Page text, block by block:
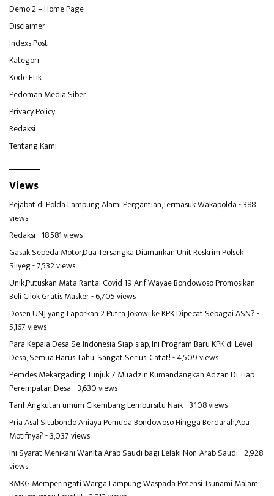
Demo 2 – Home Page
Disclaimer
Indexs Post
Kategori
Kode Etik
Pedoman Media Siber
Privacy Policy
Redaksi
Tentang Kami
Views
Pejabat di Polda Lampung Alami Pergantian,Termasuk Wakapolda- 388
views
Redaksi- 18,581 views
Gasak Sepeda Motor,Dua Tersangka Diamankan Unit Reskrim Polsek
Sliyeg- 7,532 views
Unik,Putuskan Mata Rantai Covid 19 Arif Wayae Bondowoso Promosikan
Beli Cilok Gratis Masker- 6,705 views
Dosen UNJ yang Laporkan 2 Putra Jokowi ke KPK Dipecat Sebagai ASN?-
5,167 views
Para Kepala Desa Se-Indonesia Siap-siap, Ini Program Baru KPK di Level
Desa, Semua Harus Tahu, Sangat Serius, Catat!- 4,509 views
Pemdes Mekargading Tunjuk 7 Muadzin Kumandangkan Adzan Di Tiap
Perempatan Desa- 3,630 views
Tarif Angkutan umum Cikembang Lembursitu Naik- 3,108 views
Pria Asal Situbondo Aniaya Pemuda Bondowoso Hingga Berdarah,Apa
Motifnya?- 3,037 views
Ini Syarat Menikahi Wanita Arab Saudi bagi Lelaki Non-Arab Saudi- 2,928
views
BMKG Memperingati Warga Lampung Waspada Potensi Tsunami Malam